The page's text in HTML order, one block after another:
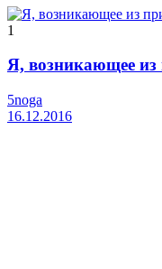
1
Я, возникающее
5noga
16.12.2016